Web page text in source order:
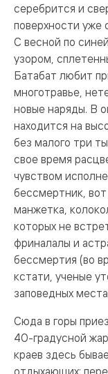
серебрится и
поверхности уже
С весной по
узором,
Батабат любит
многотравье,
новые наряды. В
находится на
без малого три
свое время
чувством
бессмертник,
манжетка,
которых не
фриналалы и
бессмертия (во
кстати, ученые
заповедных
Сюда в горы
40-градусной
краев здесь
отдыхающих;